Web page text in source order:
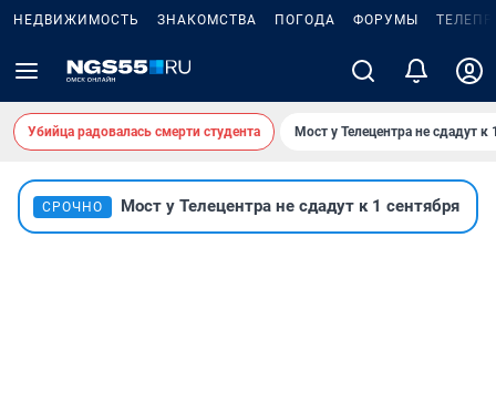
НЕДВИЖИМОСТЬ ЗНАКОМСТВА ПОГОДА ФОРУМЫ
Убийца радовалась смерти студента Мост у Телецентра не сдадут к
СРОЧНО Мост у Телецентра не сдадут к 1 сентября